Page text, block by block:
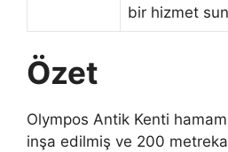
bir hizmet
Özet
Olympos Antik Kenti
inşa edilmiş ve 200